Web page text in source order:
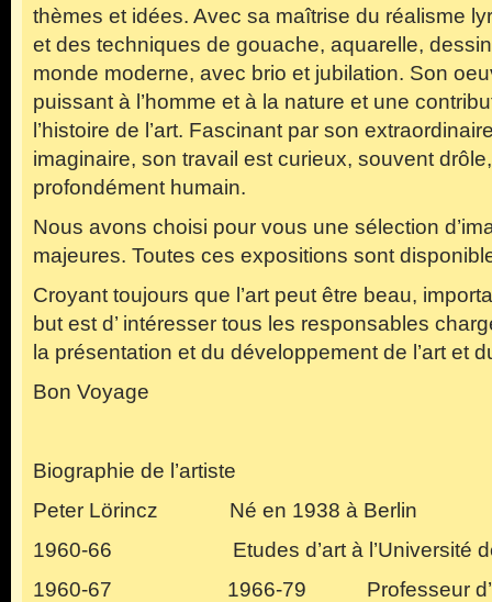
thèmes et idées. Avec sa maîtrise du réalisme
et des techniques de gouache, aquarelle,
monde moderne, avec brio et jubilation. Son
puissant à l’homme et à la nature et une
l’histoire de l’art. Fascinant par son
imaginaire, son travail est curieux, souvent
profondément humain.
Nous avons choisi pour vous une sélection
majeures. Toutes ces expositions sont
Croyant toujours que l’art peut être beau,
but est d’ intéresser tous les responsables
la présentation et du développement de l’art et
Bon Voyage
Biographie de l’artiste
Peter Lörincz Né en 1938 à Berlin
1960-66 Etudes d’art à l’Université de
1960-67 1966-79 Professeur